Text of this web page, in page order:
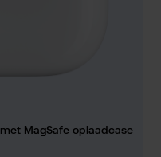
MagSafe oplaadcase